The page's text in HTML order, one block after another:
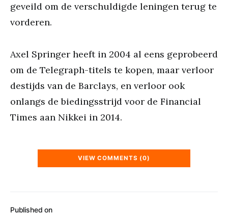
Published on
geveild om de verschuldigde leningen terug te
vorderen.
Axel Springer heeft in 2004 al eens geprobeerd
om de Telegraph-titels te kopen, maar verloor
destijds van de Barclays, en verloor ook
onlangs de biedingsstrijd voor de Financial
Times aan Nikkei in 2014.
VIEW COMMENTS (0)